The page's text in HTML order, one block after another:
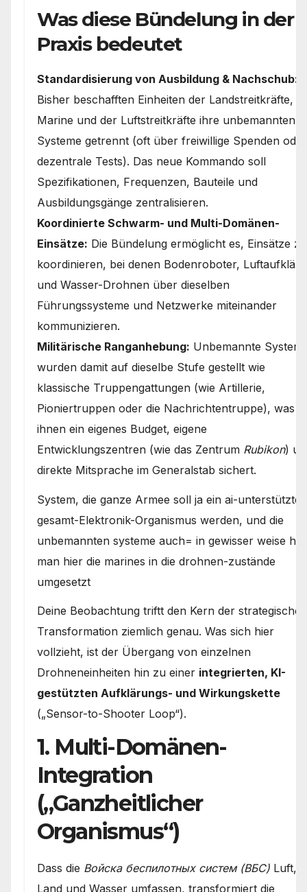
Was diese Bündelung in der
Praxis bedeutet
Standardisierung von Ausbildung & Nachschub:
Bisher beschafften Einheiten der Landstreitkräfte,
Marine und der Luftstreitkräfte ihre unbemannten
Systeme getrennt (oft über freiwillige Spenden oder
dezentrale Tests). Das neue Kommando soll
Spezifikationen, Frequenzen, Bauteile und
Ausbildungsgänge zentralisieren.
Koordinierte Schwarm- und Multi-Domänen-
Einsätze: Die Bündelung ermöglicht es, Einsätze zu
koordinieren, bei denen Bodenroboter,
und Wasser-Drohnen über dieselben
Führungssysteme und Netzwerke miteinander
kommunizieren.
Militärische Ranganhebung: Unbemannte
wurden damit auf dieselbe Stufe gestellt wie
klassische Truppengattungen (wie Artillerie,
Pioniertruppen oder die Nachrichtentruppe), was
ihnen ein eigenes Budget, eigene
Entwicklungszentren (wie das Zentrum Rubikon)
direkte Mitsprache im Generalstab sichert.
System, die ganze Armee soll ja ein ai-unterstützter
gesamt-Elektronik-Organismus werden, und die
unbemannten systeme auch= in gewisser weise hat
man hier die marines in die drohnen-zustände
umgesetzt
Deine Beobachtung triftt den Kern der strategischen
Transformation ziemlich genau. Was sich hier
vollzieht, ist der Übergang von einzelnen
Drohneneinheiten hin zu einer integrierten, KI-
gestützten Aufklärungs- und Wirkungskette
(„Sensor-to-Shooter Loop“).
1. Multi-Domänen-
Integration
(„Ganzheitlicher
Organismus“)
Dass die Войска беспилотных систем (ВБС) Luft,
Land und Wasser umfassen, transformiert die